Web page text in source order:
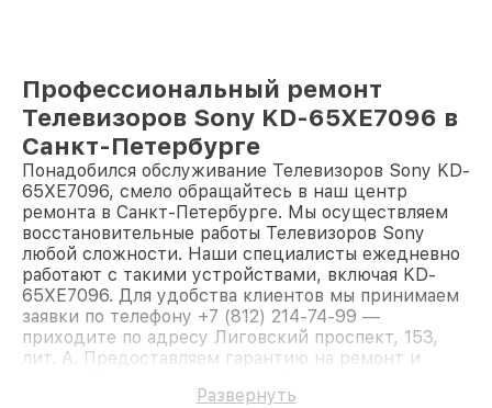
Профессиональный ремонт
Телевизоров Sony KD-65XE7096 в
Санкт-Петербурге
Понадобился обслуживание Телевизоров Sony KD-
65XE7096, смело обращайтесь в наш центр
ремонта в Санкт-Петербурге. Мы осуществляем
восстановительные работы Телевизоров Sony
любой сложности. Наши специалисты ежедневно
работают с такими устройствами, включая KD-
65XE7096. Для удобства клиентов мы принимаем
заявки по телефону +7 (812) 214-74-99 —
приходите по адресу Лиговский проспект, 153,
лит. А. Предоставляем гарантию на ремонт и
Развернуть